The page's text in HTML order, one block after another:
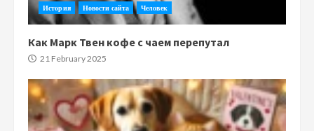
История Новости сайта Человек
Как Марк Твен кофе с чаем перепутал
21 February 2025